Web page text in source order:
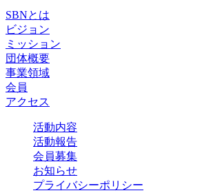
SBNとは
ビジョン
ミッション
団体概要
事業領域
会員
アクセス
活動内容
活動報告
会員募集
お知らせ
プライバシーポリシー